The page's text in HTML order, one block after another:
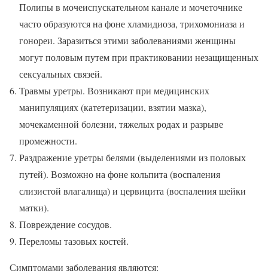
Полипы в мочеиспускательном канале и мочеточнике
часто образуются на фоне хламидиоза, трихомониаза и
гонореи. Заразиться этими заболеваниями женщины
могут половым путем при практиковании незащищенных
сексуальных связей.
Травмы уретры. Возникают при медицинских
манипуляциях (катетеризации, взятии мазка),
мочекаменной болезни, тяжелых родах и разрыве
промежности.
Раздражение уретры белями (выделениями из половых
путей). Возможно на фоне кольпита (воспаления
слизистой влагалища) и цервицита (воспаления шейки
матки).
Повреждение сосудов.
Переломы тазовых костей.
Симптомами заболевания являются: